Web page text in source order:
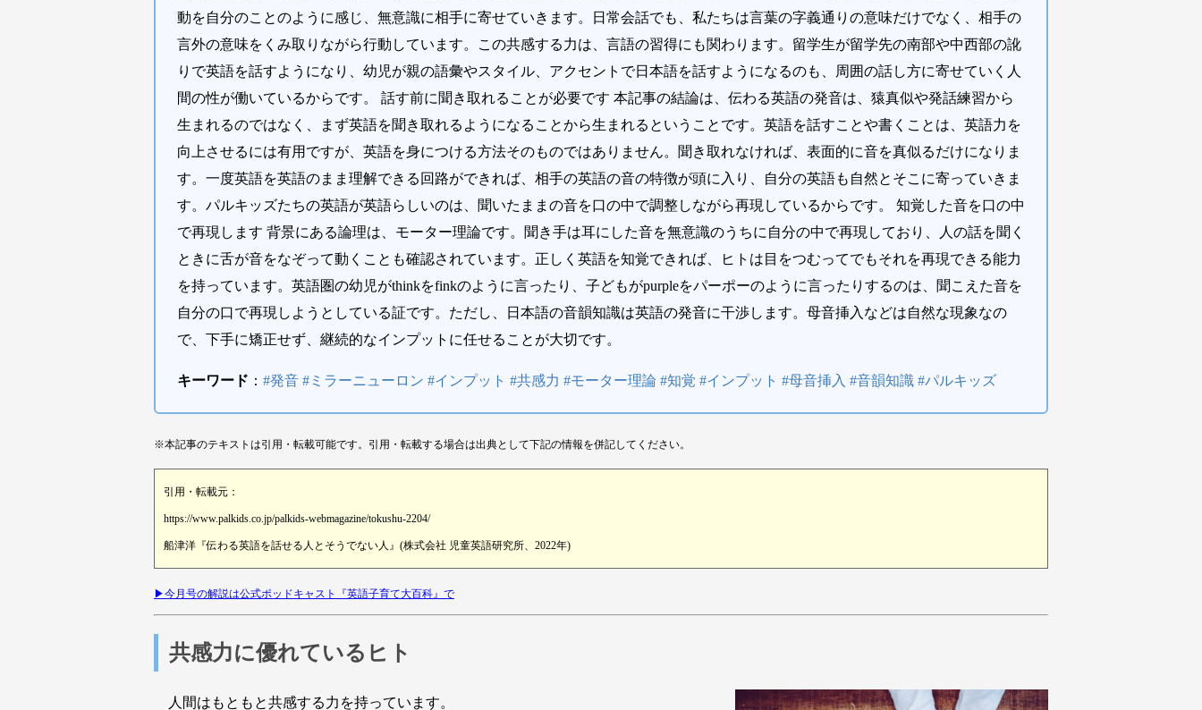
動を自分のことのように感じ、無意識に相手に寄せていきます。日常会話でも、私たちは言葉の字義通りの意味だけでなく、相手の
言外の意味をくみ取りながら行動しています。この共感する力は、言語の習得にも関わります。留学生が留学先の南部や中西部の訛
りで英語を話すようになり、幼児が親の語彙やスタイル、アクセントで日本語を話すようになるのも、周囲の話し方に寄せていく人
間の性が働いているからです。 話す前に聞き取れることが必要です 本記事の結論は、伝わる英語の発音は、猿真似や発話練習から
生まれるのではなく、まず英語を聞き取れるようになることから生まれるということです。英語を話すことや書くことは、英語力を
向上させるには有用ですが、英語を身につける方法そのものではありません。聞き取れなければ、表面的に音を真似るだけになりま
す。一度英語を英語のまま理解できる回路ができれば、相手の英語の音の特徴が頭に入り、自分の英語も自然とそこに寄っていきま
す。パルキッズたちの英語が英語らしいのは、聞いたままの音を口の中で調整しながら再現しているからです。 知覚した音を口の中
で再現します 背景にある論理は、モーター理論です。聞き手は耳にした音を無意識のうちに自分の中で再現しており、人の話を聞く
ときに舌が音をなぞって動くことも確認されています。正しく英語を知覚できれば、ヒトは目をつむってでもそれを再現できる能力
を持っています。英語圏の幼児がthinkをfinkのように言ったり、子どもがpurpleをパーポーのように言ったりするのは、聞こえた音を
自分の口で再現しようとしている証です。ただし、日本語の音韻知識は英語の発音に干渉します。母音挿入などは自然な現象なの
で、下手に矯正せず、継続的なインプットに任せることが大切です。
キーワード ： #発音 #ミラーニューロン #インプット #共感力 #モーター理論 #知覚 #インプット #母音挿入 #音韻知識 #パルキッズ
※本記事のテキストは引用・転載可能です。引用・転載する場合は出典として下記の情報を併記してください。
引用・転載元：
https://www.palkids.co.jp/palkids-webmagazine/tokushu-2204/
船津洋『伝わる英語を話せる人とそうでない人』(株式会社 児童英語研究所、2022年)
▶︎今月号の解説は公式ポッドキャスト『英語子育て大百科』で
共感力に優れているヒト
人間はもともと共感する力を持っています。